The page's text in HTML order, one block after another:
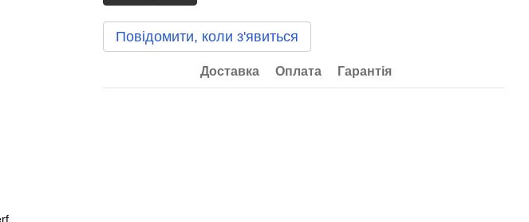
Повідомити, коли з'явиться
Доставка Оплата Гарантія